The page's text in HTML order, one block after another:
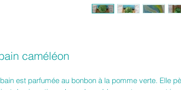
caméléon
est parfumée au bonbon à la pomme verte. Elle